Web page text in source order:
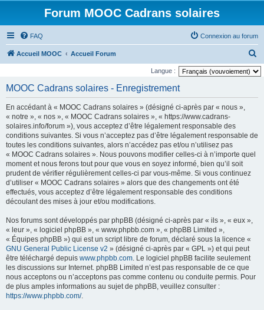
Forum MOOC Cadrans solaires
FAQ Connexion au forum
Accueil MOOC Accueil Forum
e
Langue :
MOOC Cadrans solaires - Enregistrement
En accédant à « MOOC Cadrans solaires » (désigné ci-après par « nous »,
« notre », « nos », « MOOC Cadrans solaires », « https://www.cadrans-
solaires.info/forum »), vous acceptez d’être légalement responsable des
conditions suivantes. Si vous n’acceptez pas d’être légalement responsable de
toutes les conditions suivantes, alors n’accédez pas et/ou n’utilisez pas
« MOOC Cadrans solaires ». Nous pouvons modifier celles-ci à n’importe quel
moment et nous ferons tout pour que vous en soyez informé, bien qu’il soit
prudent de vérifier régulièrement celles-ci par vous-même. Si vous continuez
d’utiliser « MOOC Cadrans solaires » alors que des changements ont été
effectués, vous acceptez d’être légalement responsable des conditions
découlant des mises à jour et/ou modifications.
Nos forums sont développés par phpBB (désigné ci-après par « ils », « eux »,
« leur », « logiciel phpBB », « www.phpbb.com », « phpBB Limited »,
« Équipes phpBB ») qui est un script libre de forum, déclaré sous la licence «
GNU General Public License v2 » (désigné ci-après par « GPL ») et qui peut
être téléchargé depuis www.phpbb.com. Le logiciel phpBB facilite seulement
les discussions sur Internet. phpBB Limited n’est pas responsable de ce que
nous acceptons ou n’acceptons pas comme contenu ou conduite permis. Pour
de plus amples informations au sujet de phpBB, veuillez consulter :
https://www.phpbb.com/.